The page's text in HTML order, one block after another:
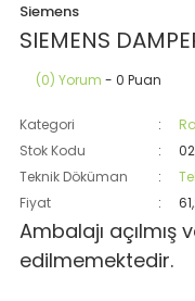
Siemens
SIEMENS
(0) Yorum - 0 Puan
Kategori
Stok Kodu
Teknik Döküman
Fiyat
Ambalajı
edilmemektedir.